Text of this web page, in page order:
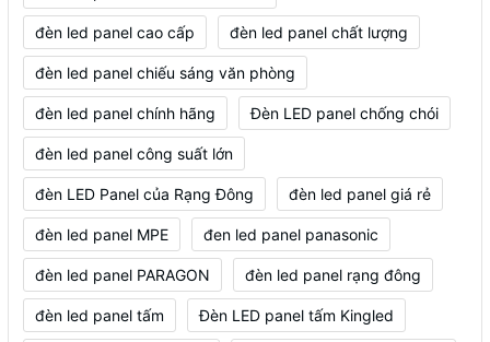
đèn led panel cao cấp đèn led panel chất lượng
đèn led panel chiếu sáng văn phòng
đèn led panel chính hãng Đèn LED panel chống chói
đèn led panel công suất lớn
đèn LED Panel của Rạng Đông đèn led panel giá rẻ
đèn led panel MPE đen led panel panasonic
đèn led panel PARAGON đèn led panel rạng đông
đèn led panel tấm Đèn LED panel tấm Kingled